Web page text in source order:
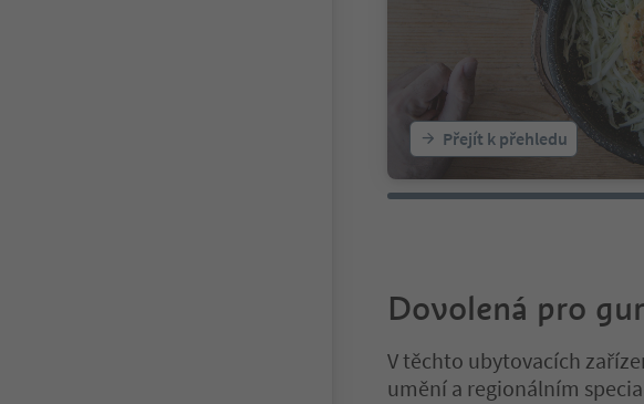
Přejít k přehledu
Dovolená pro
V těchto ubytovacích
umění a regionálním